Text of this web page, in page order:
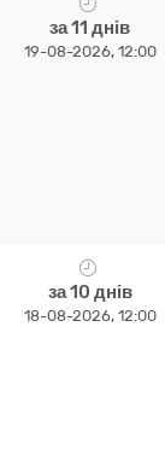
за 11 днів
19-08-2026, 12:00
за 10 днів
18-08-2026, 12:00